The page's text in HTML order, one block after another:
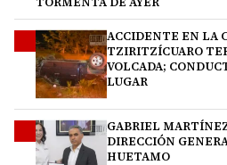
ACCIDENTE EN LA
TZIRITZÍCUARO
VOLCADA;
LUGAR
GABRIEL
DIRECCIÓN
HUETAMO